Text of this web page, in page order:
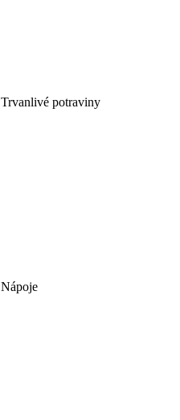
Trvanlivé potraviny
Nápoje